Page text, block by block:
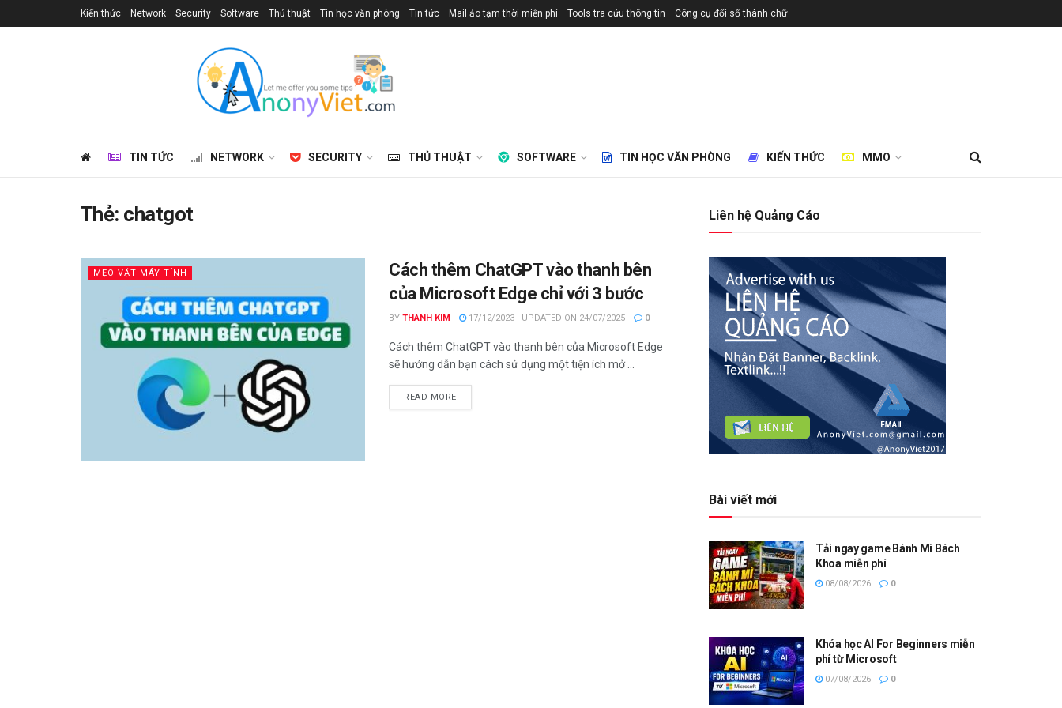
Kiến thức Network Security Software Thủ thuật Tin học văn phòng Tin tức Mail ảo tạm thời miễn phí Tools tra cứu thông tin Công cụ đổi số thành chữ
TIN TỨC NETWORK SECURITY THỦ THUẬT SOFTWARE TIN HỌC VĂN PHÒNG KIẾN THỨC MMO
Thẻ: chatgot
MẸO VẶT MÁY TÍNH
Cách thêm ChatGPT vào thanh bên
của Microsoft Edge chỉ với 3 bước
BY THANH KIM 17/12/2023 - UPDATED ON 24/07/2025 0
Cách thêm ChatGPT vào thanh bên của Microsoft Edge
sẽ hướng dẫn bạn cách sử dụng một tiện ích mở ...
READ MOREDETAILS
Liên hệ Quảng Cáo
Bài viết mới
Tải ngay game Bánh Mì Bách
Khoa miễn phí
08/08/2026 0
Khóa học AI For Beginners miễn
phí từ Microsoft
07/08/2026 0